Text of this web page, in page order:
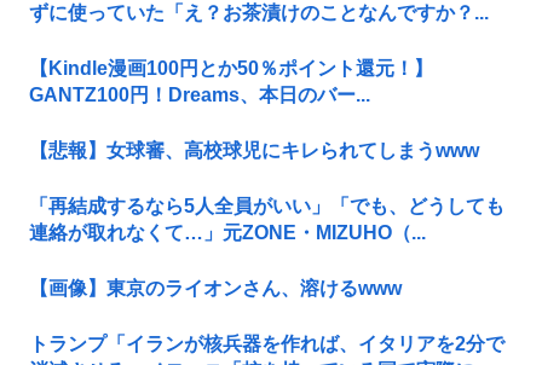
ずに使っていた「え？お茶漬けのことなんですか？...
【Kindle漫画100円とか50％ポイント還元！】
GANTZ100円！Dreams、本日のバー...
【悲報】女球審、高校球児にキレられてしまうwww
「再結成するなら5人全員がいい」「でも、どうしても
連絡が取れなくて…」元ZONE・MIZUHO（...
【画像】東京のライオンさん、溶けるwww
トランプ「イランが核兵器を作れば、イタリアを2分で